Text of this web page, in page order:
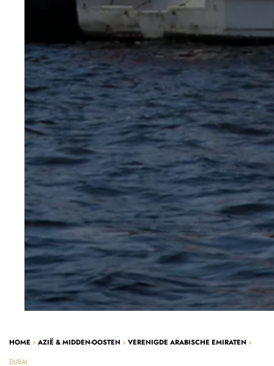
HOME » AZIË & MIDDEN-OOSTEN » VERENIGDE ARABISCHE EMIRATEN »
DUBAI